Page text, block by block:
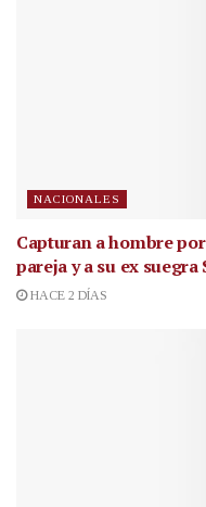
NACIONALES
Capturan a hombre
pareja y a su ex suegra
HACE 2 DÍAS